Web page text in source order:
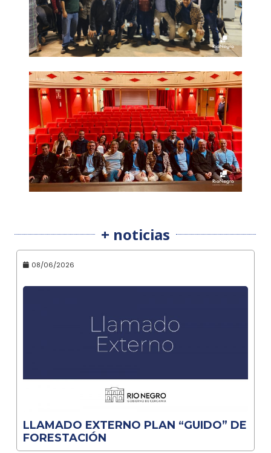
+ noticias
08/06/2026
LLAMADO EXTERNO PLAN “GUIDO” DE
FORESTACIÓN